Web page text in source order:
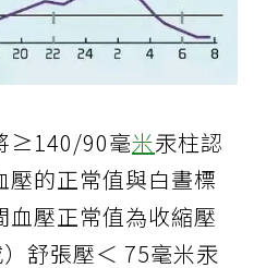
≥140/90毫米汞柱認
壓的正常值與白晝標
壓正常值為收縮壓
舒張壓＜ 75毫米汞